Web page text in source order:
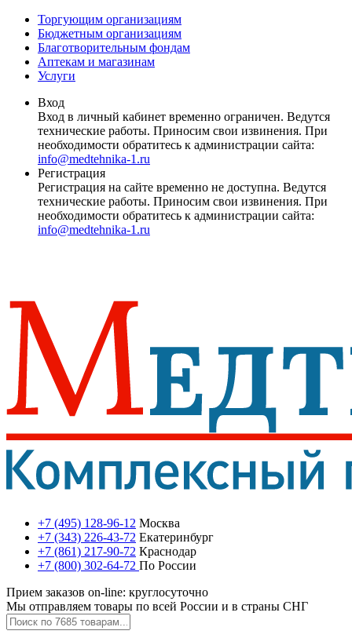
Торгующим организациям
Бюджетным организациям
Благотворительным фондам
Аптекам и магазинам
Услуги
Вход
Вход в личный кабинет временно ограничен. Ведутся
технические работы. Приносим свои извинения. При
необходимости обратитесь к администрации сайта:
info@medtehnika-1.ru
Регистрация
Регистрация на сайте временно не доступна. Ведутся
технические работы. Приносим свои извинения. При
необходимости обратитесь к администрации сайта:
info@medtehnika-1.ru
+7 (495) 128-96-12 Москва
+7 (343) 226-43-72 Екатеринбург
+7 (861) 217-90-72 Краснодар
+7 (800) 302-64-72 По России
Прием заказов on-line: круглосуточно
Мы отправляем товары по всей России и в страны СНГ